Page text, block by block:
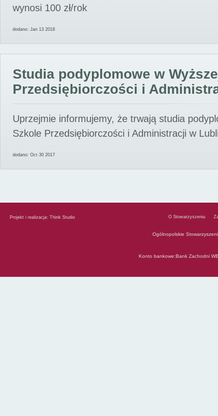
wynosi 100 zł/rok
dodano: Jan 13 2018
Studia podyplomowe w
Przedsiębiorczości i
Uprzejmie informujemy, że trwają studia
Szkole Przedsiębiorczości i Administracji w
dodano: Oct 30 2017
Projekt i realizacja: Think Studio O Stowarzyszeniu
Ogólnopolskie
Konto bankowe:Bank Zachodni